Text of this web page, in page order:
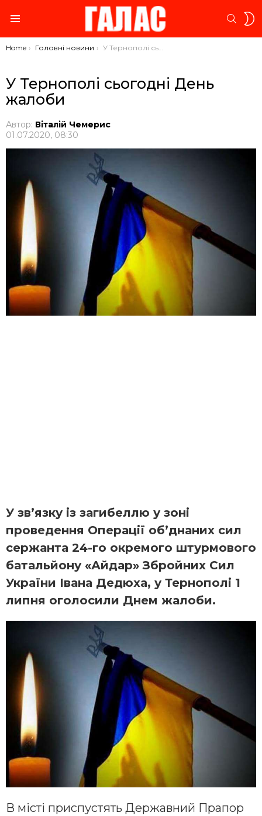
You are here:
Home Головні новини У Тернополі сьогодні День жалоби
У Тернополі сьогодні День
жалоби
Автор: Віталій Чемерис
01.07.2020, 08:30
У зв’язку із загибеллю у зоні
проведення Операції об’днаних сил
сержанта 24-го окремого штурмового
батальйону «Айдар» Збройних Сил
України Івана Дедюха, у Тернополі 1
липня оголосили Днем жалоби.
В місті приспустять Державний Прапор